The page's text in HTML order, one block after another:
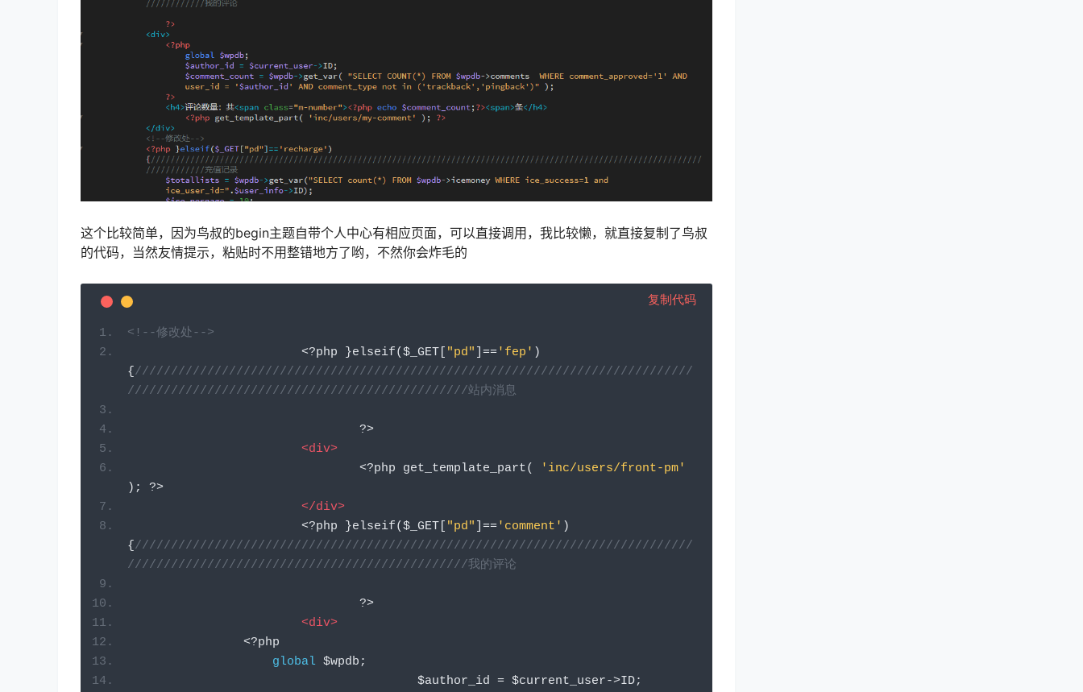
这个比较简单，因为鸟叔的begin主题自带个人中心有相应页面，可以直接调用，我比较懒，就直接复制了鸟叔
的代码，当然友情提示，粘贴时不用整错地方了哟，不然你会炸毛的
复制代码
<!--修改处-->
<?php }elseif($_GET[ "pd" ]=='fep' )
{ /////////////////////////////////////////////////////////////////////////////
///////////////////////////////////////////////站内消息
?>
<div>
<?php get_template_part(
'inc/users/front-pm'
);
?>
</div>
<?php }elseif($_GET[ "pd" ]=='comment' )
{ /////////////////////////////////////////////////////////////////////////////
///////////////////////////////////////////////我的评论
?>
<div>
<?php
global $wpdb ;
					$author_id
= $current_user->ID;